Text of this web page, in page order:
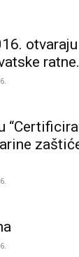
otvaraju